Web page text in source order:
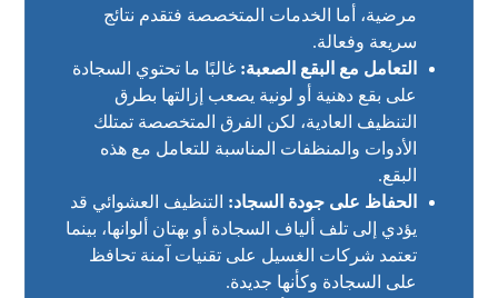
مرضية، أما الخدمات المتخصصة فتقدم نتائج
سريعة وفعالة.
التعامل مع البقع الصعبة: غالبًا ما تحتوي السجادة
على بقع دهنية أو لونية يصعب إزالتها بطرق
التنظيف العادية، لكن الفرق المتخصصة تمتلك
الأدوات والمنظفات المناسبة للتعامل مع هذه
البقع.
الحفاظ على جودة السجاد: التنظيف العشوائي قد
يؤدي إلى تلف ألياف السجادة أو بهتان ألوانها، بينما
تعتمد شركات الغسيل على تقنيات آمنة تحافظ
على السجادة وكأنها جديدة.